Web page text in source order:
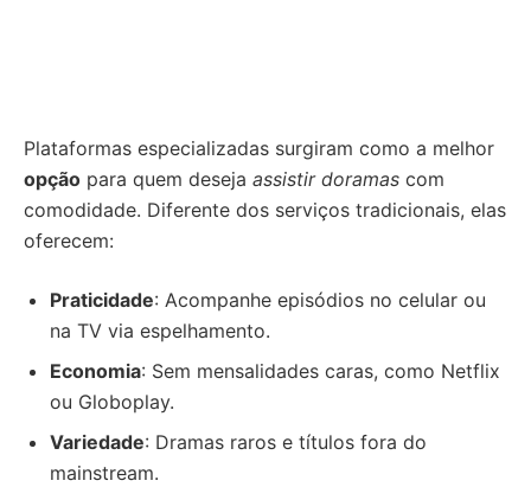
Plataformas especializadas surgiram como a melhor
opção para quem deseja assistir doramas com
comodidade. Diferente dos serviços tradicionais, elas
oferecem:
Praticidade: Acompanhe episódios no celular ou
na TV via espelhamento.
Economia: Sem mensalidades caras, como Netflix
ou Globoplay.
Variedade: Dramas raros e títulos fora do
mainstream.